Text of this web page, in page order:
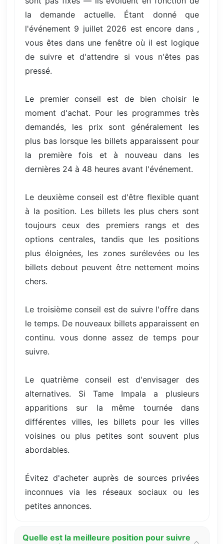
la demande actuelle. Étant donné que
l'événement 9 juillet 2026 est encore dans ,
vous êtes dans une fenêtre où il est logique
de suivre et d'attendre si vous n'êtes pas
pressé.
Le premier conseil est de bien choisir le
moment d'achat. Pour les programmes très
demandés, les prix sont généralement les
plus bas lorsque les billets apparaissent pour
la première fois et à nouveau dans les
dernières 24 à 48 heures avant l'événement.
Le deuxième conseil est d'être flexible quant
à la position. Les billets les plus chers sont
toujours ceux des premiers rangs et des
options centrales, tandis que les positions
plus éloignées, les zones surélevées ou les
billets debout peuvent être nettement moins
chers.
Le troisième conseil est de suivre l'offre dans
le temps. De nouveaux billets apparaissent en
continu. vous donne assez de temps pour
suivre.
Le quatrième conseil est d'envisager des
alternatives. Si Tame Impala a plusieurs
apparitions sur la même tournée dans
différentes villes, les billets pour les villes
voisines ou plus petites sont souvent plus
abordables.
Évitez d'acheter auprès de sources privées
inconnues via les réseaux sociaux ou les
petites annonces.
Quelle est la meilleure position pour suivre